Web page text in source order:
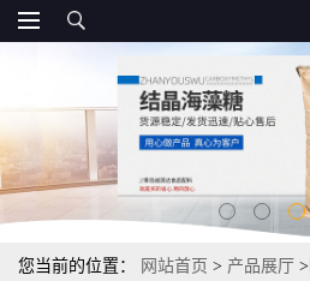
您当前的位置： 网站首页 > 产品展厅 >